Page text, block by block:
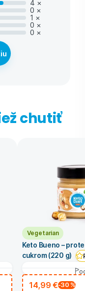
4 ×
0 ×
1 ×
0 ×
0 ×
chutiť
Vegetarian
Keto Bueno –
cukrom (220 g)
14,99 €-30 %